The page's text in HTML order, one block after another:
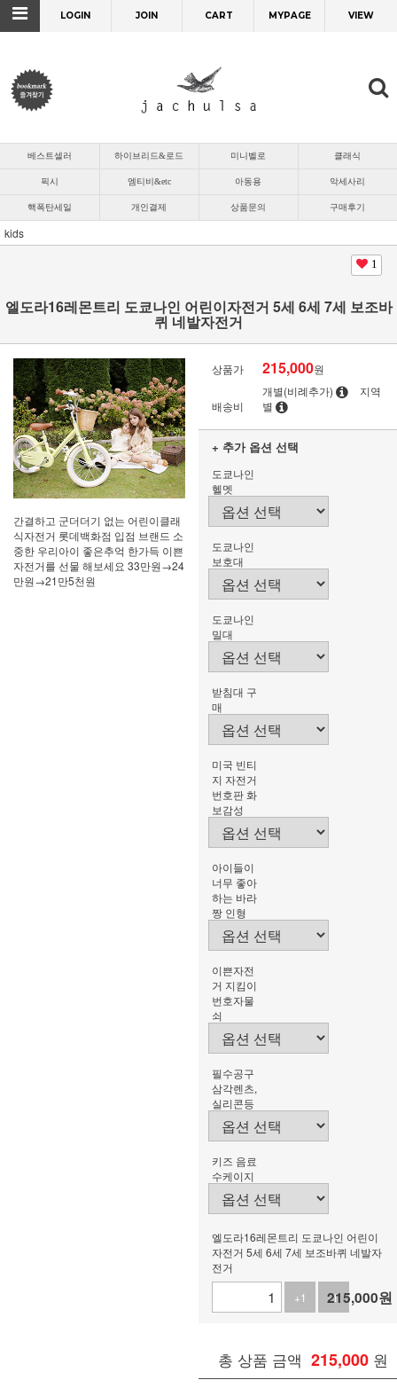
LOGIN JOIN CART MYPAGE VIEW
베스트셀러 하이브리드&로드 미니벨로 클래식
픽시 엠티비&etc 아동용 악세사리
핵폭탄세일 개인결제 상품문의 구매후기
kids
1
엘도라16레몬트리 도쿄나인 어린이자전거 5세 6세 7세 보조바
퀴 네발자전거
간결하고 군더더기 없는 어린이클래
식자전거 롯데백화점 입점 브랜드 소
중한 우리아이 좋은추억 한가득 이쁜
자전거를 선물 해보세요 33만원→24
만원→21만5천원
상품가 215,000원
배송비
개별(비례추가)
지역
별
+ 추가 옵션 선택
도쿄나인
헬멧
도쿄나인
보호대
도쿄나인
밀대
받침대 구
매
미국 빈티
지 자전거
번호판 화
보감성
아이들이
너무 좋아
하는 바라
짱 인형
이쁜자전
거 지킴이
번호자물
쇠
필수공구
삼각렌츠,
실리콘등
키즈 음료
수케이지
엘도라16레몬트리 도쿄나인 어린이
자전거 5세 6세 7세 보조바퀴 네발자
전거
+1
-1
215,000원
총 상품 금액 215,000 원